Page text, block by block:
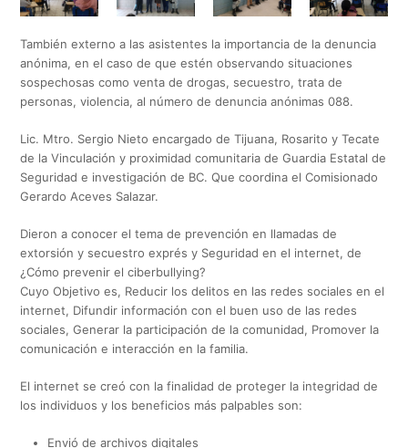
También externo a las asistentes la importancia de la denuncia
anónima, en el caso de que estén observando situaciones
sospechosas como venta de drogas, secuestro, trata de
personas, violencia, al número de denuncia anónimas 088.
Lic. Mtro. Sergio Nieto encargado de Tijuana, Rosarito y Tecate
de la Vinculación y proximidad comunitaria de Guardia Estatal de
Seguridad e investigación de BC. Que coordina el Comisionado
Gerardo Aceves Salazar.
Dieron a conocer el tema de prevención en llamadas de
extorsión y secuestro exprés y Seguridad en el internet, de
¿Cómo prevenir el ciberbullying?
Cuyo Objetivo es, Reducir los delitos en las redes sociales en el
internet, Difundir información con el buen uso de las redes
sociales, Generar la participación de la comunidad, Promover la
comunicación e interacción en la familia.
El internet se creó con la finalidad de proteger la integridad de
los individuos y los beneficios más palpables son:
Envió de archivos digitales